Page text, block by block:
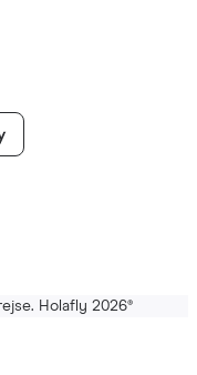
Holafly 2026®